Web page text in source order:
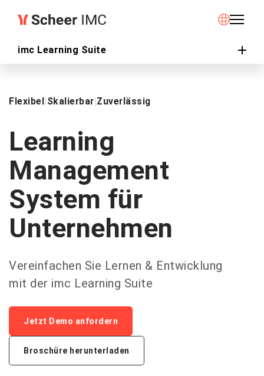
imc Learning Suite
Flexibel|Skalierbar|Zuverlässig
Learning
Management
System für
Unternehmen
Vereinfachen Sie Lernen & Entwicklung
mit der imc Learning Suite
Jetzt Demo anfordern
Broschüre herunterladen